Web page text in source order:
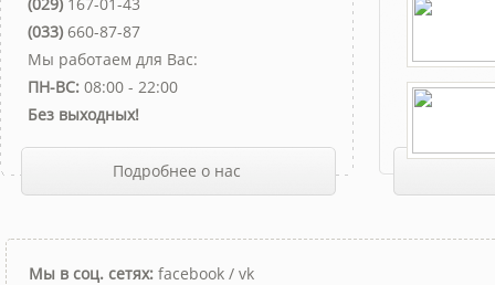
(033) 660-87-87
Мы работаем для Вас:
ПН-ВС: 08:00 - 22:00
Без выходных!
Подробнее о нас
Мы в соц. сетях: facebook / vk